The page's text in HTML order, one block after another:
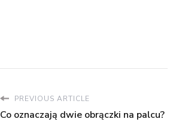
PREVIOUS ARTICLE
Co oznaczają dwie obrączki na palcu?